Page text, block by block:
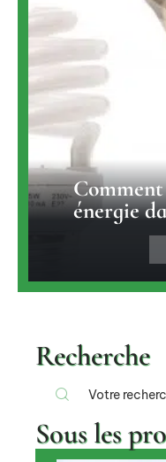
énergie
Recherche
Sous les